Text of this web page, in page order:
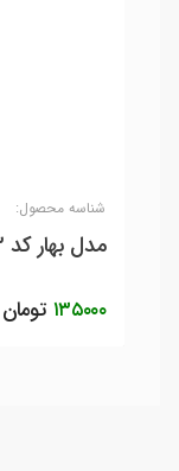
شناسه محصول:
مدل بهار کد ۱۵۳
۱۳۵۰۰۰ تومان